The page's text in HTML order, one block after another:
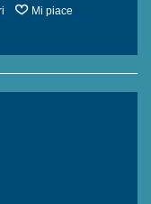
Mi piace